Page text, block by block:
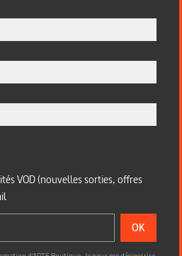
VOD (nouvelles sorties, offres
OK